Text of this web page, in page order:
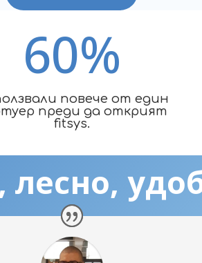
60%
повече от един
преди да открият
fitsys.
лесно,